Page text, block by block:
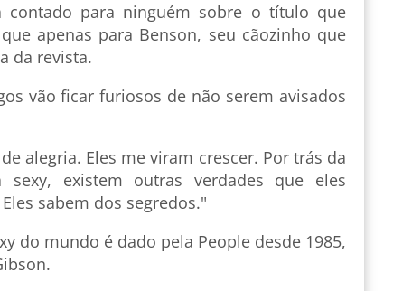
contado para ninguém sobre o título que
apenas para Benson, seu cãozinho que
da revista.
vão ficar furiosos de não serem avisados
alegria. Eles me viram crescer. Por trás da
existem outras verdades que eles
sabem dos segredos."
do mundo é dado pela People desde 1985,